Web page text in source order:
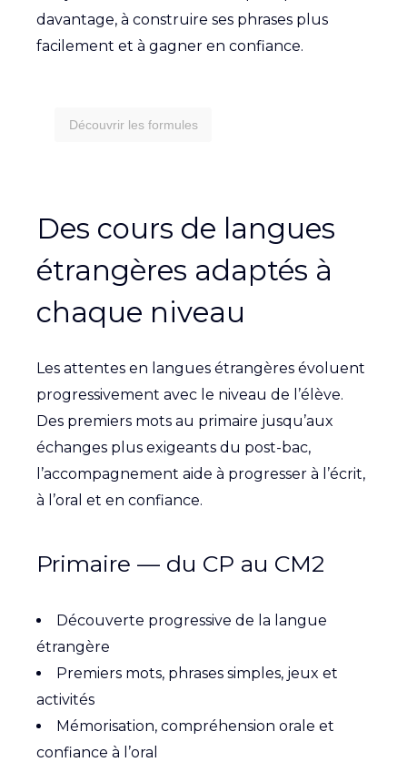
davantage, à construire ses phrases plus
facilement et à gagner en confiance.
Découvrir les formules
Des cours de langues
étrangères adaptés à
chaque niveau
Les attentes en langues étrangères évoluent
progressivement avec le niveau de l’élève.
Des premiers mots au primaire jusqu’aux
échanges plus exigeants du post-bac,
l’accompagnement aide à progresser à l’écrit,
à l’oral et en confiance.
Primaire — du CP au CM2
Découverte progressive de la langue
étrangère
Premiers mots, phrases simples, jeux et
activités
Mémorisation, compréhension orale et
confiance à l’oral